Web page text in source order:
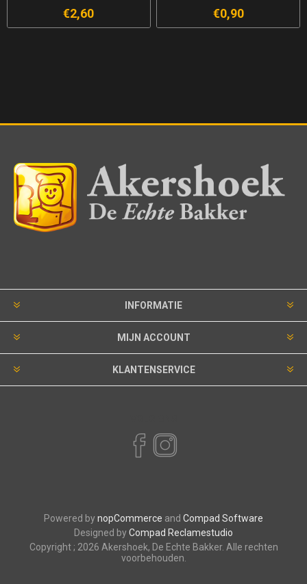
€2,60 €0,90
INFORMATIE
MIJN ACCOUNT
KLANTENSERVICE
Powered bynopCommerce and Compad Software
Designed byCompad Reclamestudio
Copyright ; 2026 Akershoek, De Echte Bakker. Alle rechten
voorbehouden.